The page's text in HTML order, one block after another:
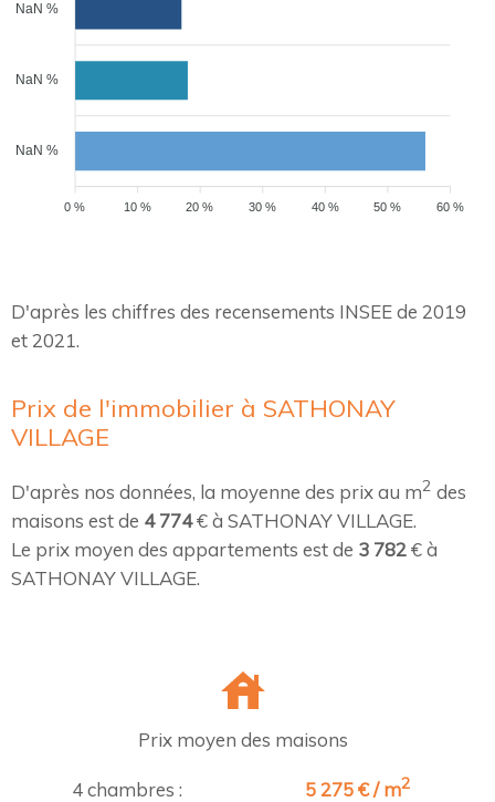
NaN %
NaN %
NaN %
60 %
50 %
40 %
30 %
20 %
10 %
0 %
D'après les chiffres des recensements INSEE de 2019
et 2021.
Prix de l'immobilier à SATHONAY
VILLAGE
D'après nos données, la moyenne des prix au m2 des
maisons est de 4 774€ à SATHONAY VILLAGE.
Le prix moyen des appartements est de 3 782€ à
SATHONAY VILLAGE.
Prix moyen des maisons
4 chambres : 5 275 € / m2